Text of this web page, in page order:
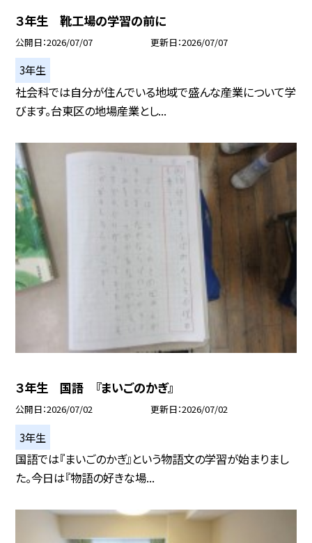
３年生 靴工場の学習の前に
公開日 2026/07/07 更新日 2026/07/07
3年生
社会科では自分が住んでいる地域で盛んな産業について学
びます。台東区の地場産業とし...
３年生 国語 『まいごのかぎ』
公開日 2026/07/02 更新日 2026/07/02
3年生
国語では『まいごのかぎ』という物語文の学習が始まりまし
た。今日は『物語の好きな場...